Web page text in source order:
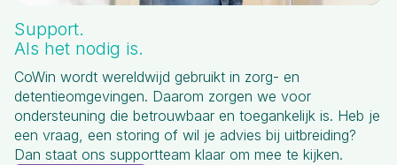
Support.
Als het nodig is.
CoWin wordt wereldwijd gebruikt in zorg- en
detentieomgevingen. Daarom zorgen we voor
ondersteuning die betrouwbaar en toegankelijk is. Heb je
een vraag, een storing of wil je advies bij uitbreiding?
Dan staat ons supportteam klaar om mee te kijken.